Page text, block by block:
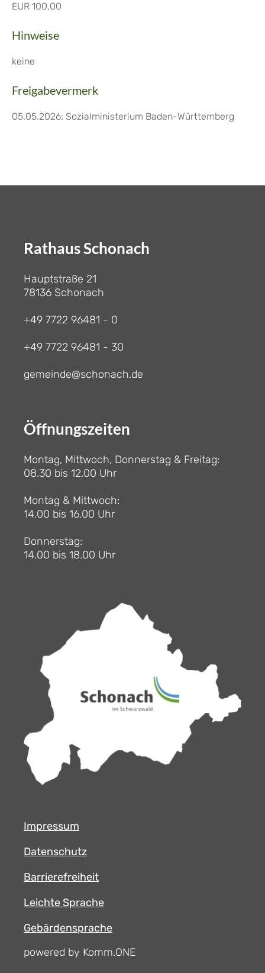
EUR 100,00
Hinweise
keine
Freigabevermerk
05.05.2026; Sozialministerium Baden-Württemberg
Rathaus Schonach
Hauptstraße 21
78136 Schonach
+49 7722 96481 - 0
+49 7722 96481 - 30
gemeinde@schonach.de
Öffnungszeiten
Montag, Mittwoch, Donnerstag & Freitag:
08.30 bis 12.00 Uhr
Montag & Mittwoch:
14.00 bis 16.00 Uhr
Donnerstag:
14.00 bis 18.00 Uhr
Impressum
Datenschutz
Barrierefreiheit
Leichte Sprache
Gebärdensprache
powered by Komm.ONE